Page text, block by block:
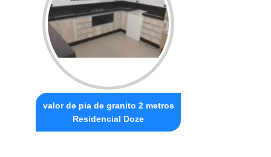
valor de pia de granito 2 metros
Residencial Doze